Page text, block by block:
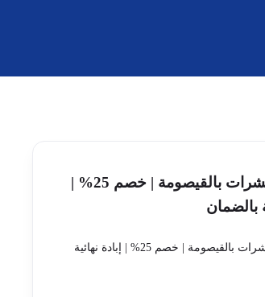
مكافحة حشرات بالقيصومة | خصم 25% |
بالضمان